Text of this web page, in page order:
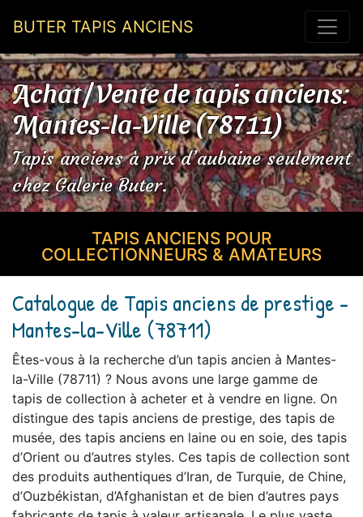
BUTER TAPIS ANCIENS
Achat / Vente de tapis anciens:
Mantes-la-Ville (78711)
Tapis anciens à prix d’aubaine seulement
chez Galerie Buter.
TAPIS ANCIENS POUR
COLLECTIONNEURS & AMATEURS
Catalogue de Tapis anciens de prestige -
Mantes-la-Ville (78711)
Êtes-vous à la recherche d’un tapis ancien à Mantes-
la-Ville (78711) ? Nous avons une large gamme de
tapis de collection à acheter et à vendre en ligne. On
distingue des tapis anciens de prestige, des tapis de
musée, des tapis anciens en laine ou en soie, des tapis
d’Orient ou d’autres styles. Ces tapis de collection sont
des produits authentiques d’Iran, de Turquie, de Chine,
d’Ouzbékistan, d’Afghanistan et de bien d’autres pays